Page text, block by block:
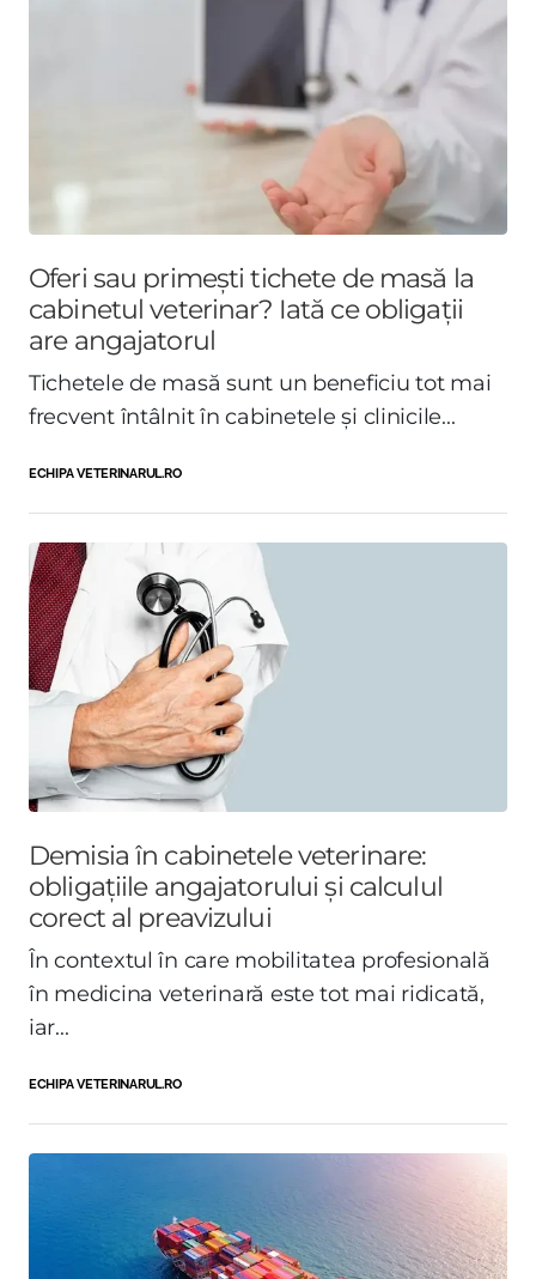
Oferi sau primești tichete de masă la
cabinetul veterinar? Iată ce obligații
are angajatorul
Tichetele de masă sunt un beneficiu tot mai
frecvent întâlnit în cabinetele și clinicile...
ECHIPA VETERINARUL.RO
Demisia în cabinetele veterinare:
obligațiile angajatorului și calculul
corect al preavizului
În contextul în care mobilitatea profesională
în medicina veterinară este tot mai ridicată,
iar...
ECHIPA VETERINARUL.RO